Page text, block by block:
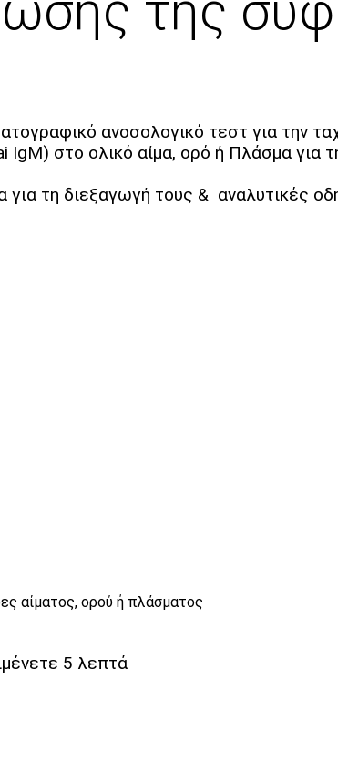
ανοσολογικό τεστ για την
στο ολικό αίμα, ορό ή Πλάσμα για
τη διεξαγωγή τους & αναλυτικές
αίματος, ορού ή πλάσματος
5 λεπτά